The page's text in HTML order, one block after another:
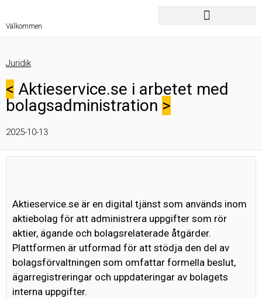
Välkommen
Juridik
< Aktieservice.se i arbetet med
bolagsadministration >
2025-10-13
Aktieservice.se är en digital tjänst som används inom
aktiebolag för att administrera uppgifter som rör
aktier, ägande och bolagsrelaterade åtgärder.
Plattformen är utformad för att stödja den del av
bolagsförvaltningen som omfattar formella beslut,
ägarregistreringar och uppdateringar av bolagets
interna uppgifter.